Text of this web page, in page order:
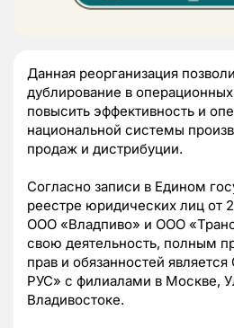
Данная реорганизация
дублирование в операционных
повысить эффективность и
национальной системы
продаж и дистрибуции.
Согласно записи в Едином
реестре юридических лиц от
ООО «Владпиво» и ООО
свою деятельность, полным
прав и обязанностей
РУС» с филиалами в Москве,
Владивостоке.